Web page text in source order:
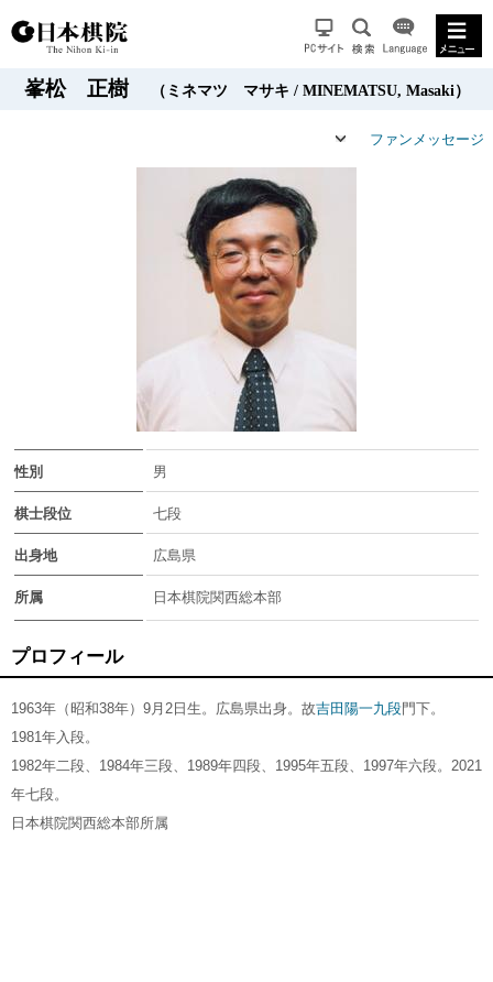
峯松 正樹 （ミネマツ マサキ / MINEMATSU, Masaki）
ファンメッセージ
性別 男
棋士段位 七段
出身地 広島県
所属 日本棋院関西総本部
プロフィール
1963年（昭和38年）9月2日生。広島県出身。故吉田陽一九段門下。
1981年入段。
1982年二段、1984年三段、1989年四段、1995年五段、1997年六段。2021
年七段。
日本棋院関西総本部所属